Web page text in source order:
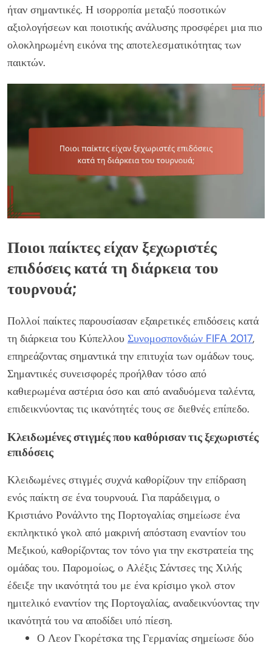
ήταν σημαντικές. Η ισορροπία μεταξύ ποσοτικών
αξιολογήσεων και ποιοτικής ανάλυσης προσφέρει μια πιο
ολοκληρωμένη εικόνα της αποτελεσματικότητας των
παικτών.
Ποιοι παίκτες είχαν ξεχωριστές
επιδόσεις κατά τη διάρκεια του
τουρνουά;
Πολλοί παίκτες παρουσίασαν εξαιρετικές επιδόσεις κατά
τη διάρκεια του Κύπελλου Συνομοσπονδιών FIFA 2017,
επηρεάζοντας σημαντικά την επιτυχία των ομάδων τους.
Σημαντικές συνεισφορές προήλθαν τόσο από
καθιερωμένα αστέρια όσο και από αναδυόμενα ταλέντα,
επιδεικνύοντας τις ικανότητές τους σε διεθνές επίπεδο.
Κλειδωμένες στιγμές που καθόρισαν τις ξεχωριστές
επιδόσεις
Κλειδωμένες στιγμές συχνά καθορίζουν την επίδραση
ενός παίκτη σε ένα τουρνουά. Για παράδειγμα, ο
Κριστιάνο Ρονάλντο της Πορτογαλίας σημείωσε ένα
εκπληκτικό γκολ από μακρινή απόσταση εναντίον του
Μεξικού, καθορίζοντας τον τόνο για την εκστρατεία της
ομάδας του. Παρομοίως, ο Αλέξις Σάντσες της Χιλής
έδειξε την ικανότητά του με ένα κρίσιμο γκολ στον
ημιτελικό εναντίον της Πορτογαλίας, αναδεικνύοντας την
ικανότητά του να αποδίδει υπό πίεση.
Ο Λεον Γκορέτσκα της Γερμανίας σημείωσε δύο